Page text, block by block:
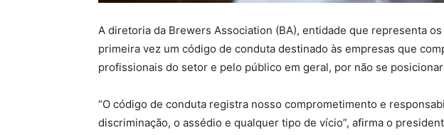
A diretoria da Brewers Association (BA), entidade que representa
primeira vez um código de conduta destinado às empresas que
profissionais do setor e pelo público em geral, por não se
“O código de conduta registra nosso comprometimento e
discriminação, o assédio e qualquer tipo de vício”, afirma o